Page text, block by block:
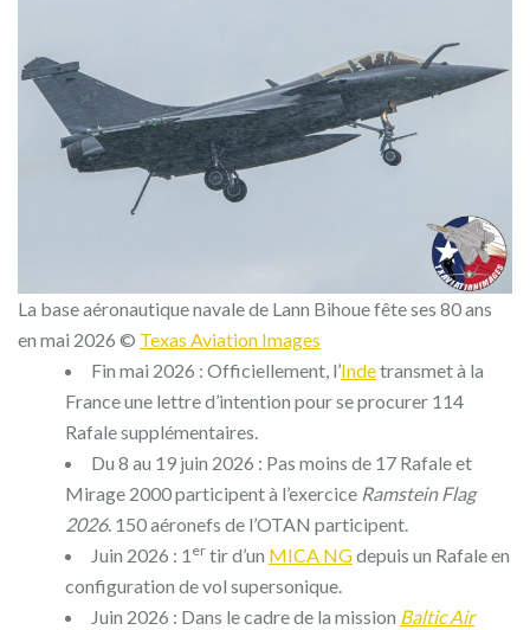
La base aéronautique navale de Lann Bihoue fête ses 80 ans
en mai 2026 © Texas Aviation Images
Fin mai 2026 : Officiellement, l’Indetransmet à la
France une lettre d’intention pour se procurer 114
Rafale supplémentaires.
Du 8 au 19 juin 2026 : Pas moins de 17 Rafale et
Mirage 2000 participent à l’exercice Ramstein Flag
2026. 150 aéronefs de l’OTAN participent.
Juin 2026 : 1 er tir d’un MICA NGdepuis un Rafaleen
configuration de vol supersonique.
Juin 2026 : Dans le cadre de la mission Baltic Air